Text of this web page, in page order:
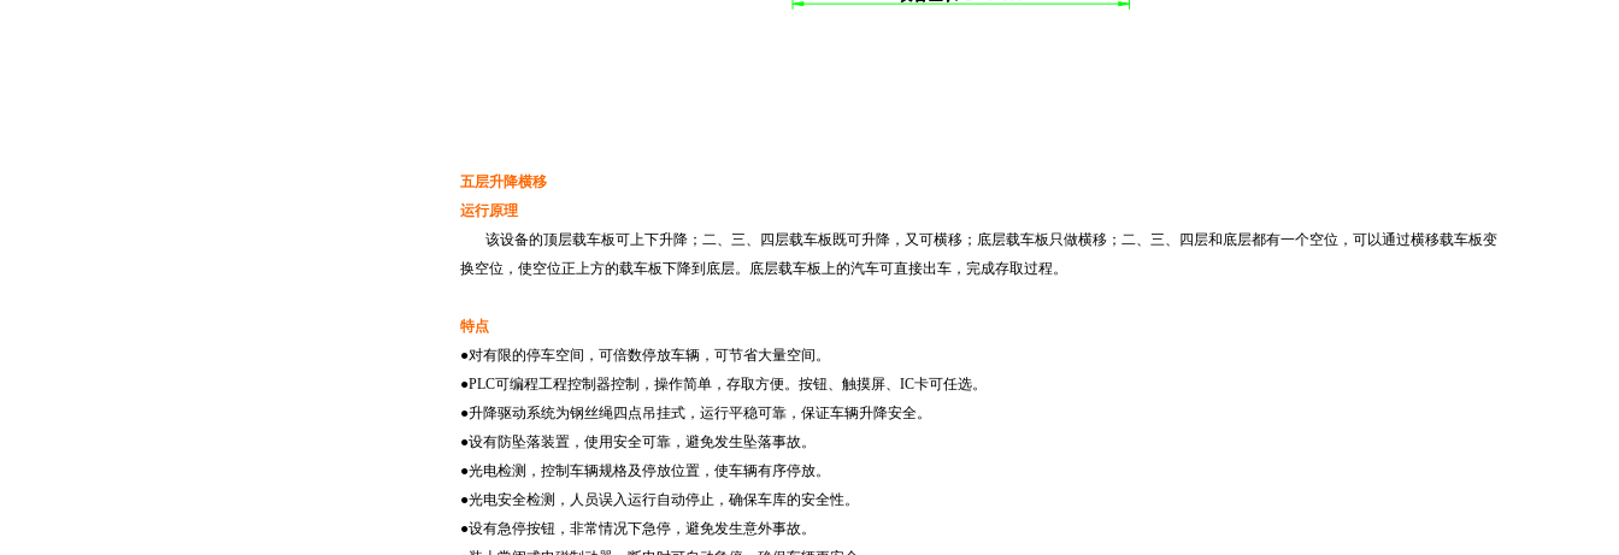
五层升降横移
运行原理
该设备的顶层载车板可上下升降；二、三、四层载车板既可升降，又可横移；底层载车板只做横移；二、三、四层和底层都有一个空位，可以通过横移载车板变
换空位，使空位正上方的载车板下降到底层。底层载车板上的汽车可直接出车，完成存取过程。
特点
●对有限的停车空间，可倍数停放车辆，可节省大量空间。
●PLC可编程工程控制器控制，操作简单，存取方便。按钮、触摸屏、 IC卡可任选。
●升降驱动系统为钢丝绳四点吊挂式，运行平稳可靠，保证车辆升降安全。
●设有防坠落装置，使用安全可靠，避免发生坠落事故。
●光电检测，控制车辆规格及停放位置，使车辆有序停放。
●光电安全检测，人员误入运行自动停止，确保车库的安全性。
●设有急停按钮，非常情况下急停，避免发生意外事故。